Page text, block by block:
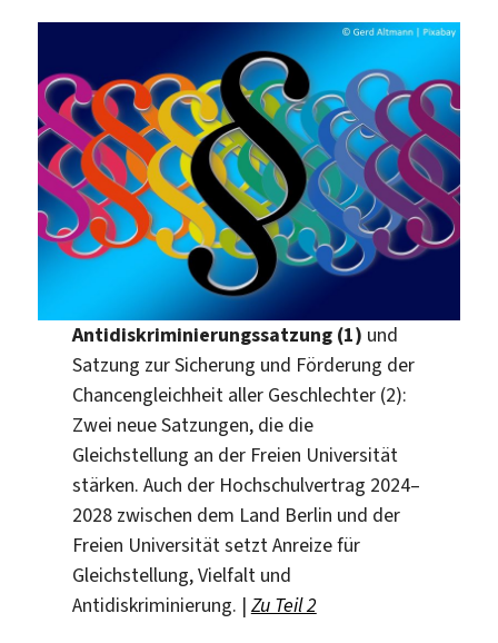
Antidiskriminierungssatzung (1) und
Satzung zur Sicherung und Förderung der
Chancengleichheit aller Geschlechter (2):
Zwei neue Satzungen, die die
Gleichstellung an der Freien Universität
stärken. Auch der Hochschulvertrag 2024–
2028 zwischen dem Land Berlin und der
Freien Universität setzt Anreize für
Gleichstellung, Vielfalt und
Antidiskriminierung. | Zu Teil 2